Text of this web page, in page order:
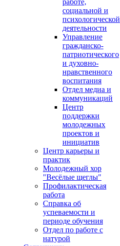
работе,
социальной и
психологической
деятельности
Управление
гражданско-
патриотического
и духовно-
нравственного
воспитания
Отдел медиа и
коммуникаций
Центр
поддержки
молодежных
проектов и
инициатив
Центр карьеры и
практик
Молодежный хор
"Весёлые щеглы"
Профилактическая
работа
Справка об
успеваемости и
периоде обучения
Отдел по работе с
натурой